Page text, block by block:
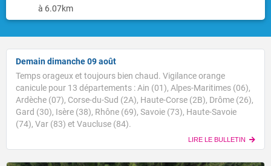
à 6.07km
Demain dimanche 09 août
Temps orageux et toujours bien chaud. Vigilance orange
canicule pour 13 départements : Ain (01), Alpes-Maritimes (06),
Ardèche (07), Corse-du-Sud (2A), Haute-Corse (2B), Drôme (26),
Gard (30), Isère (38), Rhône (69), Savoie (73), Haute-Savoie
(74), Var (83) et Vaucluse (84).
LIRE LE BULLETIN